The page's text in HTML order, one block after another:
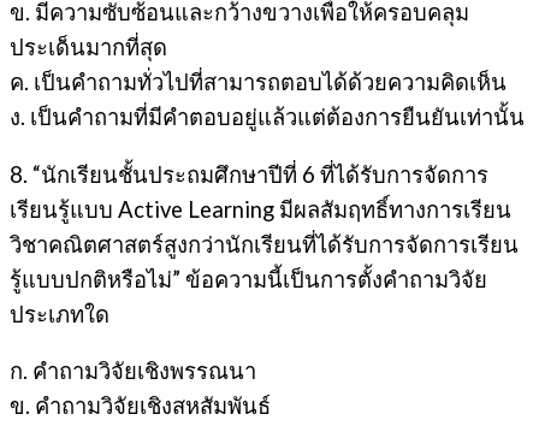
ข. มีความซับซ้อนและกว้างขวางเพื่อให้ครอบคลุม
ประเด็นมากที่สุด
ค. เป็นคำถามทั่วไปที่สามารถตอบได้ด้วยความคิดเห็น
ง. เป็นคำถามที่มีคำตอบอยู่แล้วแต่ต้องการยืนยันเท่านั้น
8. “นักเรียนชั้นประถมศึกษาปีที่ 6 ที่ได้รับการจัดการ
เรียนรู้แบบ Active Learning มีผลสัมฤทธิ์ทางการเรียน
วิชาคณิตศาสตร์สูงกว่านักเรียนที่ได้รับการจัดการเรียน
รู้แบบปกติหรือไม่” ข้อความนี้เป็นการตั้งคำถามวิจัย
ประเภทใด
ก. คำถามวิจัยเชิงพรรณนา
ข. คำถามวิจัยเชิงสหสัมพันธ์